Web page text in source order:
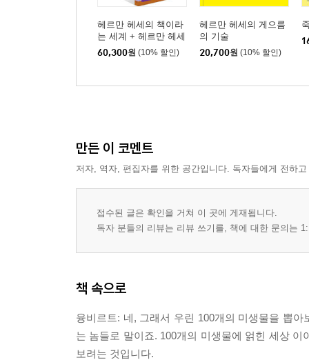
헤르만 헤세의 책이라
는 세계 + 헤르만 헤세
의 나로 존재하는 법 +
헤르만 헤세의 게으름
60,300원 (10% 할인)
헤르만 헤세의 게으름
의 기술
20,700원 (10% 할인)
만든 이 코멘트
저자, 역자, 편집자를 위한 공간입니다. 독자들에게 전하
접수된 글은 확인을 거쳐 이 곳에 게재됩니다.
독자 분들의 리뷰는 리뷰 쓰기를, 책에 대한 문의는
책 속으로
융비르트: 네, 그래서 우린 100개의 미생물을 뽑
는 놈들로 말이죠. 100개의 미생물에 얽힌 세상
보려는 것입니다.